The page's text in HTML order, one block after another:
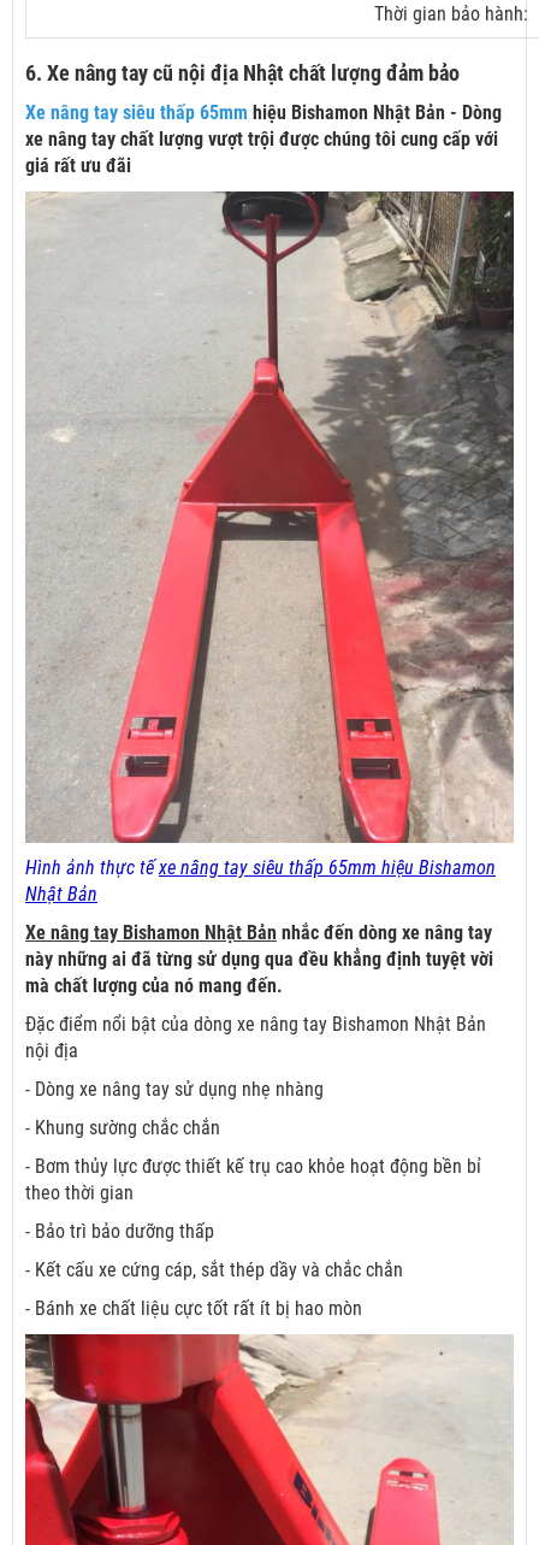
Thời gian bảo hành:
6. Xe nâng tay cũ nội địa Nhật chất lượng đảm bảo
Xe nâng tay siêu thấp 65mm hiệu Bishamon Nhật Bản - Dòng
xe nâng tay chất lượng vượt trội được chúng tôi cung cấp với
giá rất ưu đãi
Hình ảnh thực tếxe nâng tay siêu thấp 65mm hiệu Bishamon
Nhật Bản
Xe nâng tay Bishamon Nhật Bản nhắc đến dòng xe nâng tay
này những ai đã từng sử dụng qua đều khẳng định tuyệt vời
mà chất lượng của nó mang đến.
Đặc điểm nổi bật của dòng xe nâng tay Bishamon Nhật Bản
nội địa
- Dòng xe nâng tay sử dụng nhẹ nhàng
- Khung sường chắc chắn
- Bơm thủy lực được thiết kế trụ cao khỏe hoạt động bền bỉ
theo thời gian
- Bảo trì bảo dưỡng thấp
- Kết cấu xe cứng cáp, sắt thép dầy và chắc chắn
- Bánh xe chất liệu cực tốt rất ít bị hao mòn